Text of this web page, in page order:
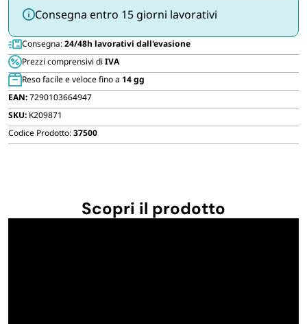
8x6
quantità
Consegna entro 15 giorni lavorativi
Consegna:24/48h lavorativi dall'evasione
Prezzi comprensivi di IVA
Reso facile e veloce fino a 14 gg
EAN:7290103664947
SKU: K209871
Codice Prodotto:37500
Scopri il prodotto